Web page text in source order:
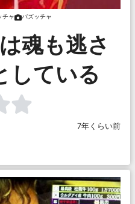
チャ バズッチャ
魂も逃さ
している
7年くらい前